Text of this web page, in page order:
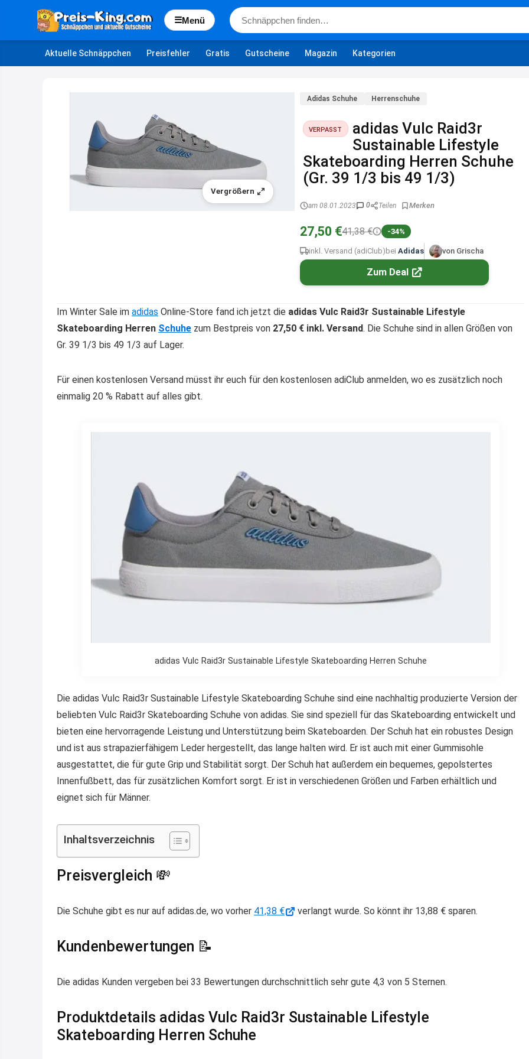
☰Menü
Aktuelle Schnäppchen Preisfehler Gratis Gutscheine Magazin Kategorien
Vergrößern
Adidas Schuhe Herrenschuhe
VERPASST
adidas Vulc Raid3r
Sustainable Lifestyle
Skateboarding Herren Schuhe
(Gr. 39 1/3 bis 49 1/3)
am 08.01.2023 0 Teilen
27,50 €41,38 € -34%
inkl. Versand (adiClub) bei Adidas von Grischa
Zum Deal
Im Winter Sale im adidas Online-Store fand ich jetzt die adidas Vulc Raid3r Sustainable Lifestyle
Skateboarding Herren Schuhe zum Bestpreis von 27,50 € inkl. Versand. Die Schuhe sind in allen Größen von
Gr. 39 1/3 bis 49 1/3 auf Lager.
Für einen kostenlosen Versand müsst ihr euch für den kostenlosen adiClub anmelden, wo es zusätzlich noch
einmalig 20 % Rabatt auf alles gibt.
adidas Vulc Raid3r Sustainable Lifestyle Skateboarding Herren Schuhe
Die adidas Vulc Raid3r Sustainable Lifestyle Skateboarding Schuhe sind eine nachhaltig produzierte Version der
beliebten Vulc Raid3r Skateboarding Schuhe von adidas. Sie sind speziell für das Skateboarding entwickelt und
bieten eine hervorragende Leistung und Unterstützung beim Skateboarden. Der Schuh hat ein robustes Design
und ist aus strapazierfähigem Leder hergestellt, das lange halten wird. Er ist auch mit einer Gummisohle
ausgestattet, die für gute Grip und Stabilität sorgt. Der Schuh hat außerdem ein bequemes, gepolstertes
Innenfußbett, das für zusätzlichen Komfort sorgt. Er ist in verschiedenen Größen und Farben erhältlich und
eignet sich für Männer.
Inhaltsverzeichnis
Preisvergleich 💸
Die Schuhe gibt es nur auf adidas.de, wo vorher 41,38 € verlangt wurde. So könnt ihr 13,88 € sparen.
Kundenbewertungen 📝
Die adidas Kunden vergeben bei 33 Bewertungen durchschnittlich sehr gute 4,3 von 5 Sternen.
Produktdetails adidas Vulc Raid3r Sustainable Lifestyle
Skateboarding Herren Schuhe